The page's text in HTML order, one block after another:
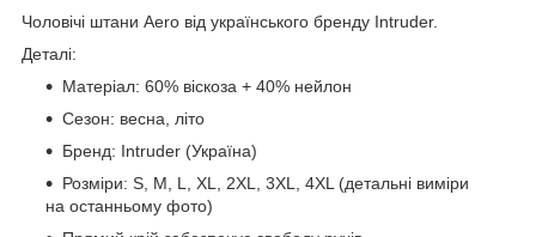
Чоловічі штани Aero від українського бренду Intruder.
Деталі:
Матеріал: 60% віскоза + 40% нейлон
Сезон: весна, літо
Бренд: Intruder (Україна)
Розміри: S, M, L, XL, 2XL, 3XL, 4XL (детальні виміри
на останньому фото)